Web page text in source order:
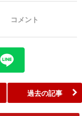
コメント
過去の記事